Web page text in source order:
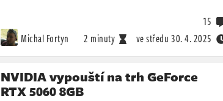
Michal Fortyn 2 minuty ve středu 30. 4. 2025
15
NVIDIA vypouští na trh GeForce
RTX 5060 8GB